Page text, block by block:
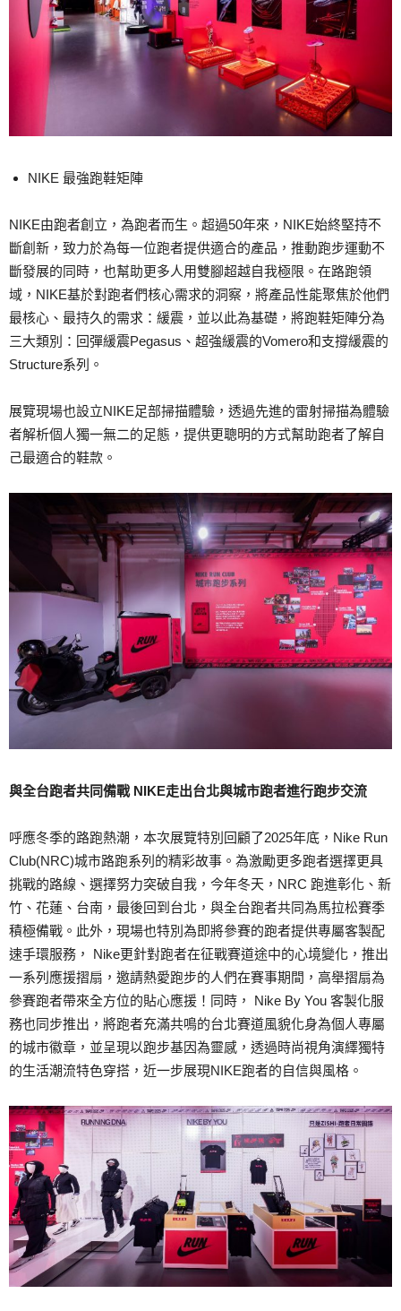
NIKE 最強跑鞋矩陣
NIKE由跑者創立，為跑者而生。超過50年來，NIKE始終堅持不
斷創新，致力於為每一位跑者提供適合的產品，推動跑步運動不
斷發展的同時，也幫助更多人用雙腳超越自我極限。在路跑領
域，NIKE基於對跑者們核心需求的洞察，將產品性能聚焦於他們
最核心、最持久的需求：緩震，並以此為基礎，將跑鞋矩陣分為
三大類別：回彈緩震Pegasus、超強緩震的Vomero和支撐緩震的
Structure系列。
展覽現場也設立NIKE足部掃描體驗，透過先進的雷射掃描為體驗
者解析個人獨一無二的足態，提供更聰明的方式幫助跑者了解自
己最適合的鞋款。
與全台跑者共同備戰NIKE走出台北與城市跑者進行跑步交流
呼應冬季的路跑熱潮，本次展覽特別回顧了2025年底，Nike Run
Club(NRC)城市路跑系列的精彩故事。為激勵更多跑者選擇更具
挑戰的路線、選擇努力突破自我，今年冬天，NRC 跑進彰化、新
竹、花蓮、台南，最後回到台北，與全台跑者共同為馬拉松賽季
積極備戰。此外，現場也特別為即將參賽的跑者提供專屬客製配
速手環服務， Nike更針對跑者在征戰賽道途中的心境變化，推出
一系列應援摺扇，邀請熱愛跑步的人們在賽事期間，高舉摺扇為
參賽跑者帶來全方位的貼心應援！同時， Nike By You 客製化服
務也同步推出，將跑者充滿共鳴的台北賽道風貌化身為個人專屬
的城市徽章，並呈現以跑步基因為靈感，透過時尚視角演繹獨特
的生活潮流特色穿搭，近一步展現NIKE跑者的自信與風格。